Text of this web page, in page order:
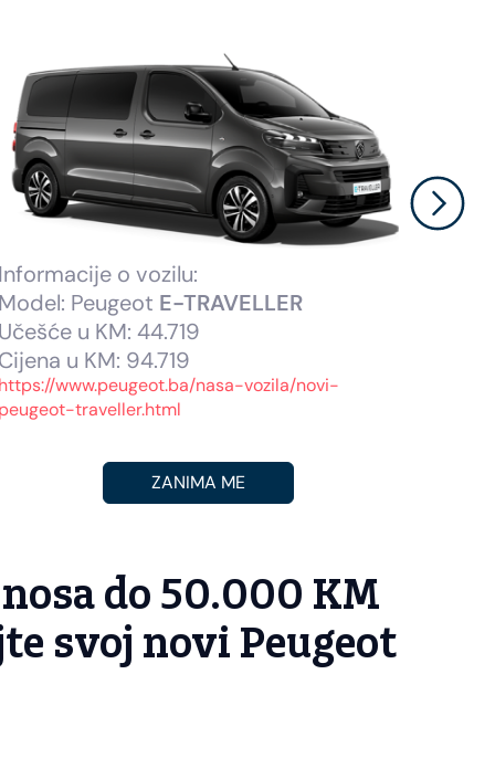
o vozilu:
Peugeot E-TRAVELLER
u KM: 44.719
u KM: 94.719
www.peugeot.ba/nasa-vozila/novi-
traveller.html
ZANIMA ME
do 50.000 KM
svoj novi Peugeot